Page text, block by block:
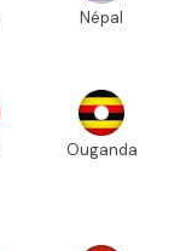
Népal
Ouganda